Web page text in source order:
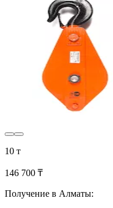
10 т
146 700 ₸
Получение в Алматы: